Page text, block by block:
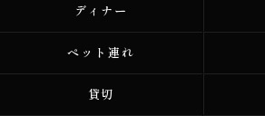
ディナー
ペット連れ
貸切